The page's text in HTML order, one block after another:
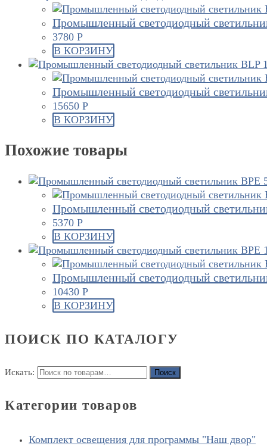
Промышленный светодиодный
3780 Р
В КОРЗИНУ
Промышленный светодиодный
15650 Р
В КОРЗИНУ
Похожие товары
Промышленный светодиодный
5370 Р
В КОРЗИНУ
Промышленный светодиодный
10430 Р
В КОРЗИНУ
ПОИСК ПО КАТАЛОГУ
Искать: Поиск
Категории товаров
Комплект освещения для программы "Наш двор"